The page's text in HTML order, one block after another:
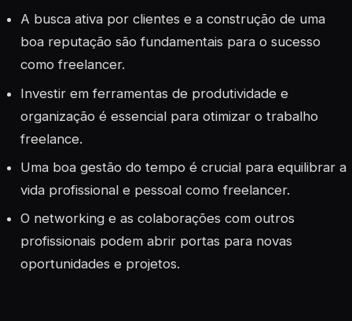
A busca ativa por clientes e a construção de uma
boa reputação são fundamentais para o sucesso
como freelancer.
Investir em ferramentas de produtividade e
organização é essencial para otimizar o trabalho
freelance.
Uma boa gestão do tempo é crucial para equilibrar a
vida profissional e pessoal como freelancer.
O networking e as colaborações com outros
profissionais podem abrir portas para novas
oportunidades e projetos.